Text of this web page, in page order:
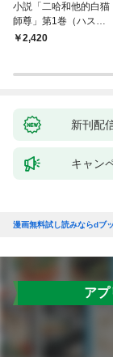
小説「二哈和他的白猫
師尊」第1巻（ハスキ
ーとかれのしろねこし
2,420
新刊配
キャン
漫画無料試し読みならdブ
アプ